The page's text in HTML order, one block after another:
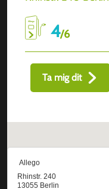
4/6
Ta mig dit